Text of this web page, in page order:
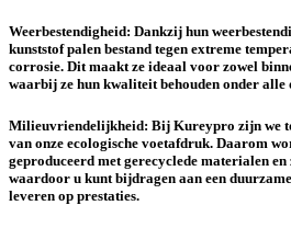
Weerbestendigheid: Dankzij hun
kunststof palen bestand tegen extreme
corrosie. Dit maakt ze ideaal voor zowel
waarbij ze hun kwaliteit behouden onder alle
Milieuvriendelijkheid: Bij Kureypro zijn we
van onze ecologische voetafdruk. Daarom
geproduceerd met gerecyclede materialen
waardoor u kunt bijdragen aan een
leveren op prestaties.